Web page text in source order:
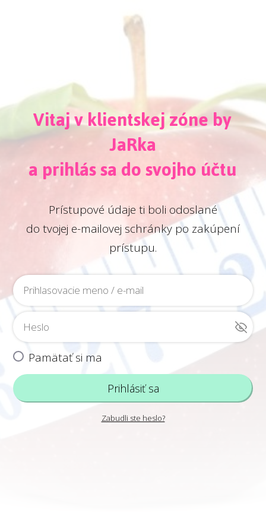
Vitaj v klientskej zóne by
JaRka
a prihlás sa do svojho účtu
Prístupové údaje ti boli odoslané
do tvojej e-mailovej schránky po zakúpení
prístupu.
Pamätať si ma
Prihlásiť sa
Zabudli ste heslo?